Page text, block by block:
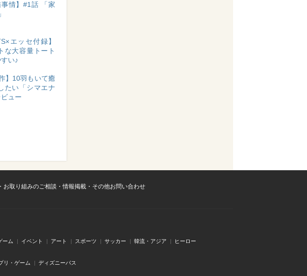
事情】#1話 「家
エッセ付録】
な大容量トート
い♪
】10羽もいて癒
たい「シマエナ
ュー
お取り組みのご相談・情報掲載・その他お問い合わせ
ーム イベント アート スポーツ サッカー 韓流・アジア ヒーロー
リ・ゲーム ディズニーパス